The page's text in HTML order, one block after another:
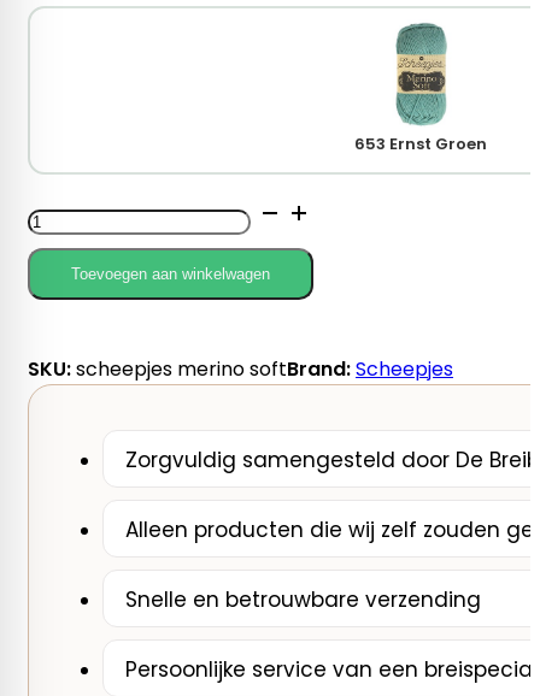
653 Ernst Groen
Scheepjes
Merino
aantal
Toevoegen aan winkelwagen
SKU:scheepjes merino softBrand:Scheepjes
Zorgvuldig samengesteld door De
Alleen producten die wij zelf zouden
Snelle en betrouwbare verzending
Persoonlijke service van een